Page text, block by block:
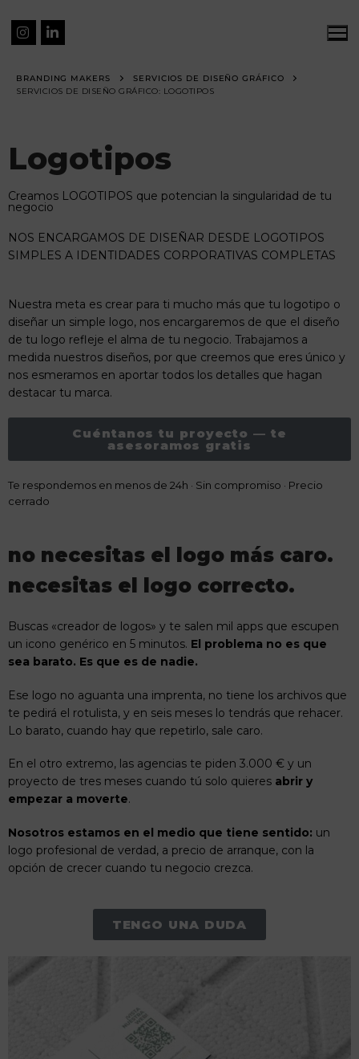
BRANDING MAKERS
SERVICIOS DE DISEÑO GRÁFICO
SERVICIOS DE DISEÑO GRÁFICO: LOGOTIPOS
Logotipos​
Creamos LOGOTIPOS que potencian la singularidad de tu
negocio
NOS ENCARGAMOS DE DISEÑAR DESDE LOGOTIPOS
SIMPLES A IDENTIDADES CORPORATIVAS COMPLETAS​
Nuestra meta es crear para ti mucho más que tu logotipo o
diseñar un simple logo, nos encargaremos de que el diseño
de tu logo refleje el alma de tu negocio. Trabajamos a
medida nuestros diseños, por que creemos que eres único y
nos esmeramos en aportar todos los detalles que hagan
destacar tu marca.
Cuéntanos tu proyecto — te
asesoramos gratis
Te respondemos en menos de 24h · Sin compromiso · Precio
cerrado
no necesitas el logo más caro.
necesitas el logo correcto.
Buscas «creador de logos» y te salen mil apps que escupen
un icono genérico en 5 minutos. El problema no es que
sea barato. Es que es de nadie.
Ese logo no aguanta una imprenta, no tiene los archivos que
te pedirá el rotulista, y en seis meses lo tendrás que rehacer.
Lo barato, cuando hay que repetirlo, sale caro.
En el otro extremo, las agencias te piden 3.000 € y un
proyecto de tres meses cuando tú solo quieres abrir y
empezar a moverte.
Nosotros estamos en el medio que tiene sentido: un
logo profesional de verdad, a precio de arranque, con la
opción de crecer cuando tu negocio crezca.
TENGO UNA DUDA